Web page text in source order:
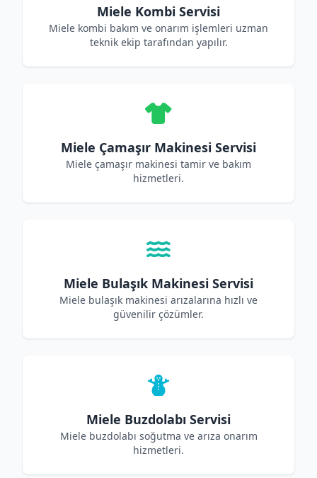
Miele Kombi Servisi
Miele kombi bakım ve onarım işlemleri uzman
teknik ekip tarafından yapılır.
Miele Çamaşır Makinesi Servisi
Miele çamaşır makinesi tamir ve bakım
hizmetleri.
Miele Bulaşık Makinesi Servisi
Miele bulaşık makinesi arızalarına hızlı ve
güvenilir çözümler.
Miele Buzdolabı Servisi
Miele buzdolabı soğutma ve arıza onarım
hizmetleri.